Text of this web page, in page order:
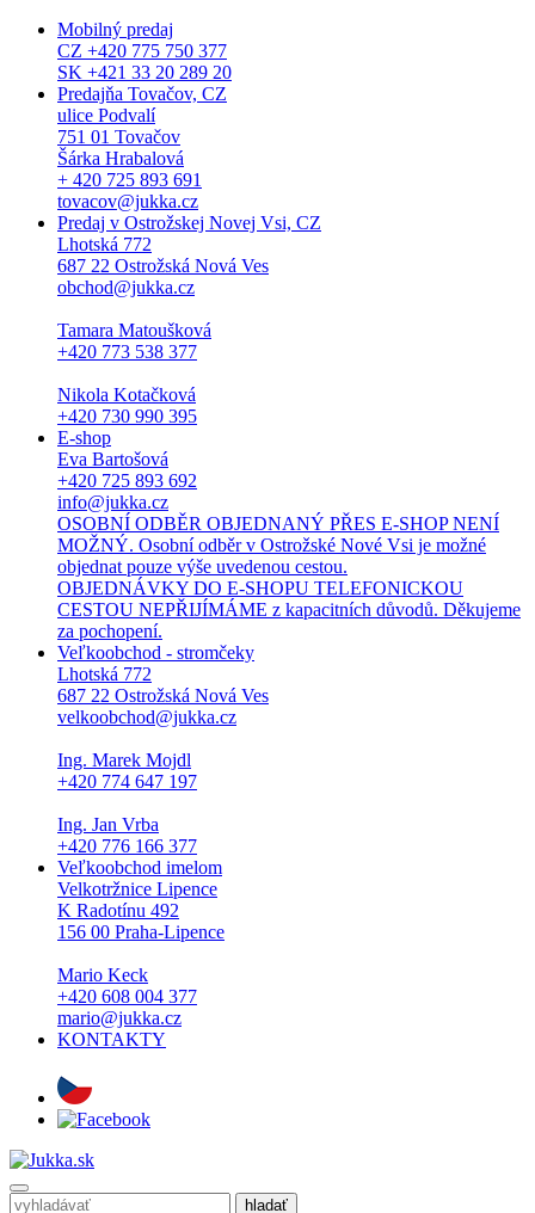
Mobilný predaj
CZ +420 775 750 377
SK +421 33 20 289 20
Predajňa Tovačov, CZ
ulice Podvalí
751 01 Tovačov
Šárka Hrabalová
+ 420 725 893 691
tovacov@jukka.cz
Predaj v Ostrožskej Novej Vsi, CZ
Lhotská 772
687 22 Ostrožská Nová Ves
obchod@jukka.cz
Tamara Matoušková
+420 773 538 377
Nikola Kotačková
+420 730 990 395
E-shop
Eva Bartošová
+420 725 893 692
info@jukka.cz
OSOBNÍ ODBĚR OBJEDNANÝ PŘES E-SHOP NENÍ
MOŽNÝ. Osobní odběr v Ostrožské Nové Vsi je možné
objednat pouze výše uvedenou cestou.
OBJEDNÁVKY DO E-SHOPU TELEFONICKOU
CESTOU NEPŘIJÍMÁME z kapacitních důvodů. Děkujeme
za pochopení.
Veľkoobchod - stromčeky
Lhotská 772
687 22 Ostrožská Nová Ves
velkoobchod@jukka.cz
Ing. Marek Mojdl
+420 774 647 197
Ing. Jan Vrba
+420 776 166 377
Veľkoobchod imelom
Velkotržnice Lipence
K Radotínu 492
156 00 Praha-Lipence
Mario Keck
+420 608 004 377
mario@jukka.cz
KONTAKTY